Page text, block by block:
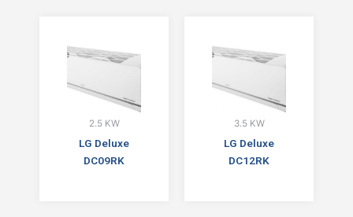
2.5 KW
LG Deluxe
DC09RK
3.5 KW
LG Deluxe
DC12RK